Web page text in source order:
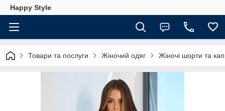
Happy Style
Товари та послуги Жіночий одяг Жіночі шорти та